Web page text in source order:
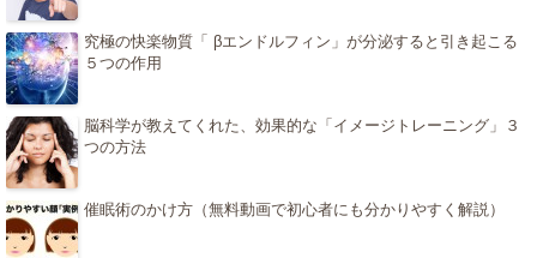
究極の快楽物質「 βエンドルフィン」が分泌すると引き起こる
５つの作用
脳科学が教えてくれた、効果的な「イメージトレーニング」３
つの方法
催眠術のかけ方（無料動画で初心者にも分かりやすく解説）